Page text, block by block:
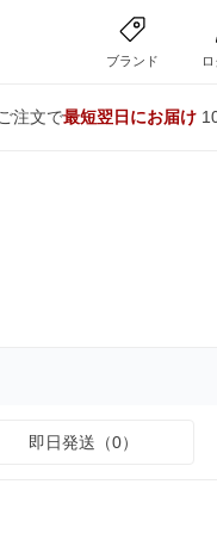
ブランド
注文で最短翌日にお届け
即日発送（0）